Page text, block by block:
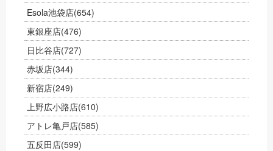
Esola池袋店(654)
東銀座店(476)
日比谷店(727)
赤坂店(344)
新宿店(249)
上野広小路店(610)
アトレ亀戸店(585)
五反田店(599)